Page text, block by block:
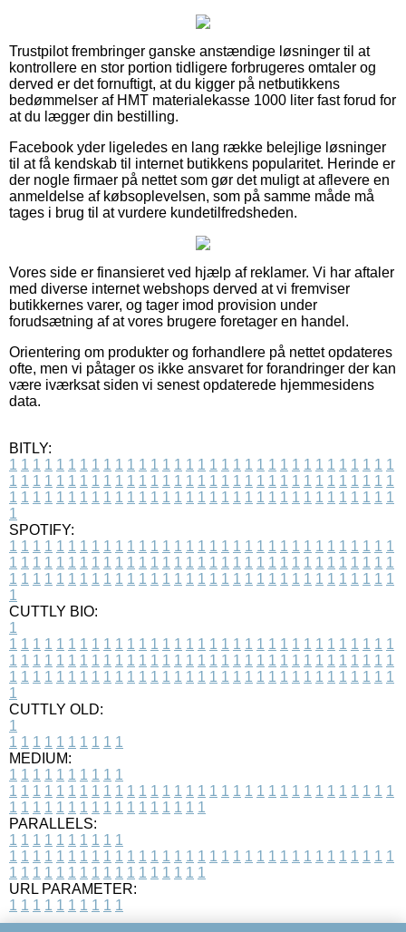
Trustpilot frembringer ganske anstændige løsninger til at
kontrollere en stor portion tidligere forbrugeres omtaler og
derved er det fornuftigt, at du kigger på netbutikkens
bedømmelser af HMT materialekasse 1000 liter fast forud for
at du lægger din bestilling.
Facebook yder ligeledes en lang række belejlige løsninger
til at få kendskab til internet butikkens popularitet. Herinde er
der nogle firmaer på nettet som gør det muligt at aflevere en
anmeldelse af købsoplevelsen, som på samme måde må
tages i brug til at vurdere kundetilfredsheden.
Vores side er finansieret ved hjælp af reklamer. Vi har aftaler
med diverse internet webshops derved at vi fremviser
butikkernes varer, og tager imod provision under
forudsætning af at vores brugere foretager en handel.
Orientering om produkter og forhandlere på nettet opdateres
ofte, men vi påtager os ikke ansvaret for forandringer der kan
være iværksat siden vi senest opdaterede hjemmesidens
data.
BITLY:
1 1 1 1 1 1 1 1 1 1 1 1 1 1 1 1 1 1 1 1 1 1 1 1 1 1 1 1 1 1 1 1 1
1 1 1 1 1 1 1 1 1 1 1 1 1 1 1 1 1 1 1 1 1 1 1 1 1 1 1 1 1 1 1 1 1
1 1 1 1 1 1 1 1 1 1 1 1 1 1 1 1 1 1 1 1 1 1 1 1 1 1 1 1 1 1 1 1 1
1
SPOTIFY:
1 1 1 1 1 1 1 1 1 1 1 1 1 1 1 1 1 1 1 1 1 1 1 1 1 1 1 1 1 1 1 1 1
1 1 1 1 1 1 1 1 1 1 1 1 1 1 1 1 1 1 1 1 1 1 1 1 1 1 1 1 1 1 1 1 1
1 1 1 1 1 1 1 1 1 1 1 1 1 1 1 1 1 1 1 1 1 1 1 1 1 1 1 1 1 1 1 1 1
1
CUTTLY BIO:
1
1 1 1 1 1 1 1 1 1 1 1 1 1 1 1 1 1 1 1 1 1 1 1 1 1 1 1 1 1 1 1 1 1
1 1 1 1 1 1 1 1 1 1 1 1 1 1 1 1 1 1 1 1 1 1 1 1 1 1 1 1 1 1 1 1 1
1 1 1 1 1 1 1 1 1 1 1 1 1 1 1 1 1 1 1 1 1 1 1 1 1 1 1 1 1 1 1 1 1
1
CUTTLY OLD:
1
1 1 1 1 1 1 1 1 1 1
MEDIUM:
1 1 1 1 1 1 1 1 1 1
1 1 1 1 1 1 1 1 1 1 1 1 1 1 1 1 1 1 1 1 1 1 1 1 1 1 1 1 1 1 1 1 1
1 1 1 1 1 1 1 1 1 1 1 1 1 1 1 1 1
PARALLELS:
1 1 1 1 1 1 1 1 1 1
1 1 1 1 1 1 1 1 1 1 1 1 1 1 1 1 1 1 1 1 1 1 1 1 1 1 1 1 1 1 1 1 1
1 1 1 1 1 1 1 1 1 1 1 1 1 1 1 1 1
URL PARAMETER:
1 1 1 1 1 1 1 1 1 1